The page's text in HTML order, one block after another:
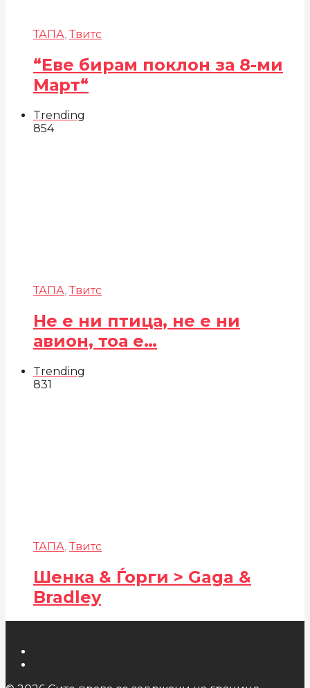
ТАПА, Твитс
“Еве бирам поклон за 8-ми
Март“
Trending
854
ТАПА, Твитс
Не е ни птица, не е ни
авион, тоа е…
Trending
831
ТАПА, Твитс
Шенка & Ѓорги > Gaga &
Bradley